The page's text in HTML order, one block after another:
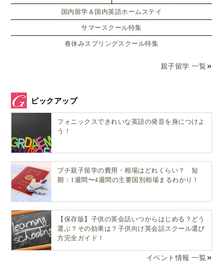
国内留学＆国内英語ホームステイ
サマースクール特集
春休みスプリングスクール特集
親子留学 一覧
ピックアップ
フォニックスできれいな英語の発音を身につけよ
う！
プチ親子留学の費用・相場はどれくらい？ 短
期：1週間〜4週間の主要国別相場まるわかり！
【保存版】子供の英会話いつからはじめる？どう
選ぶ？その効果は？子供向け英会話スクール選び
方完全ガイド！
イベント情報 一覧